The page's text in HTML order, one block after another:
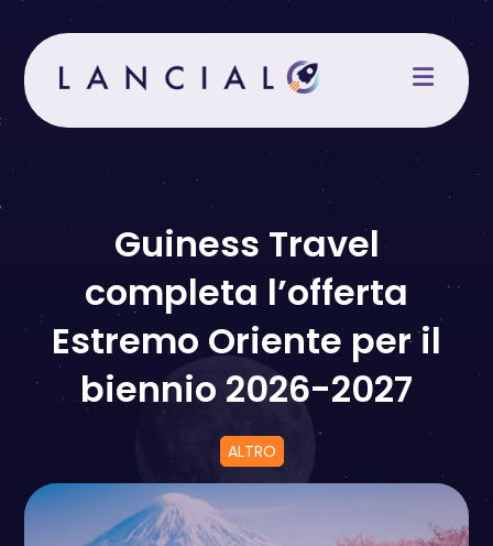
contenuto
Guiness Travel
completa l’offerta
Estremo Oriente per il
biennio 2026-2027
ALTRO